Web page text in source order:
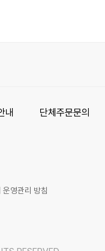
내 단체주문문의
영관리 방침